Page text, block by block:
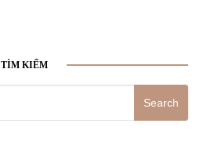
TÌM KIẾM